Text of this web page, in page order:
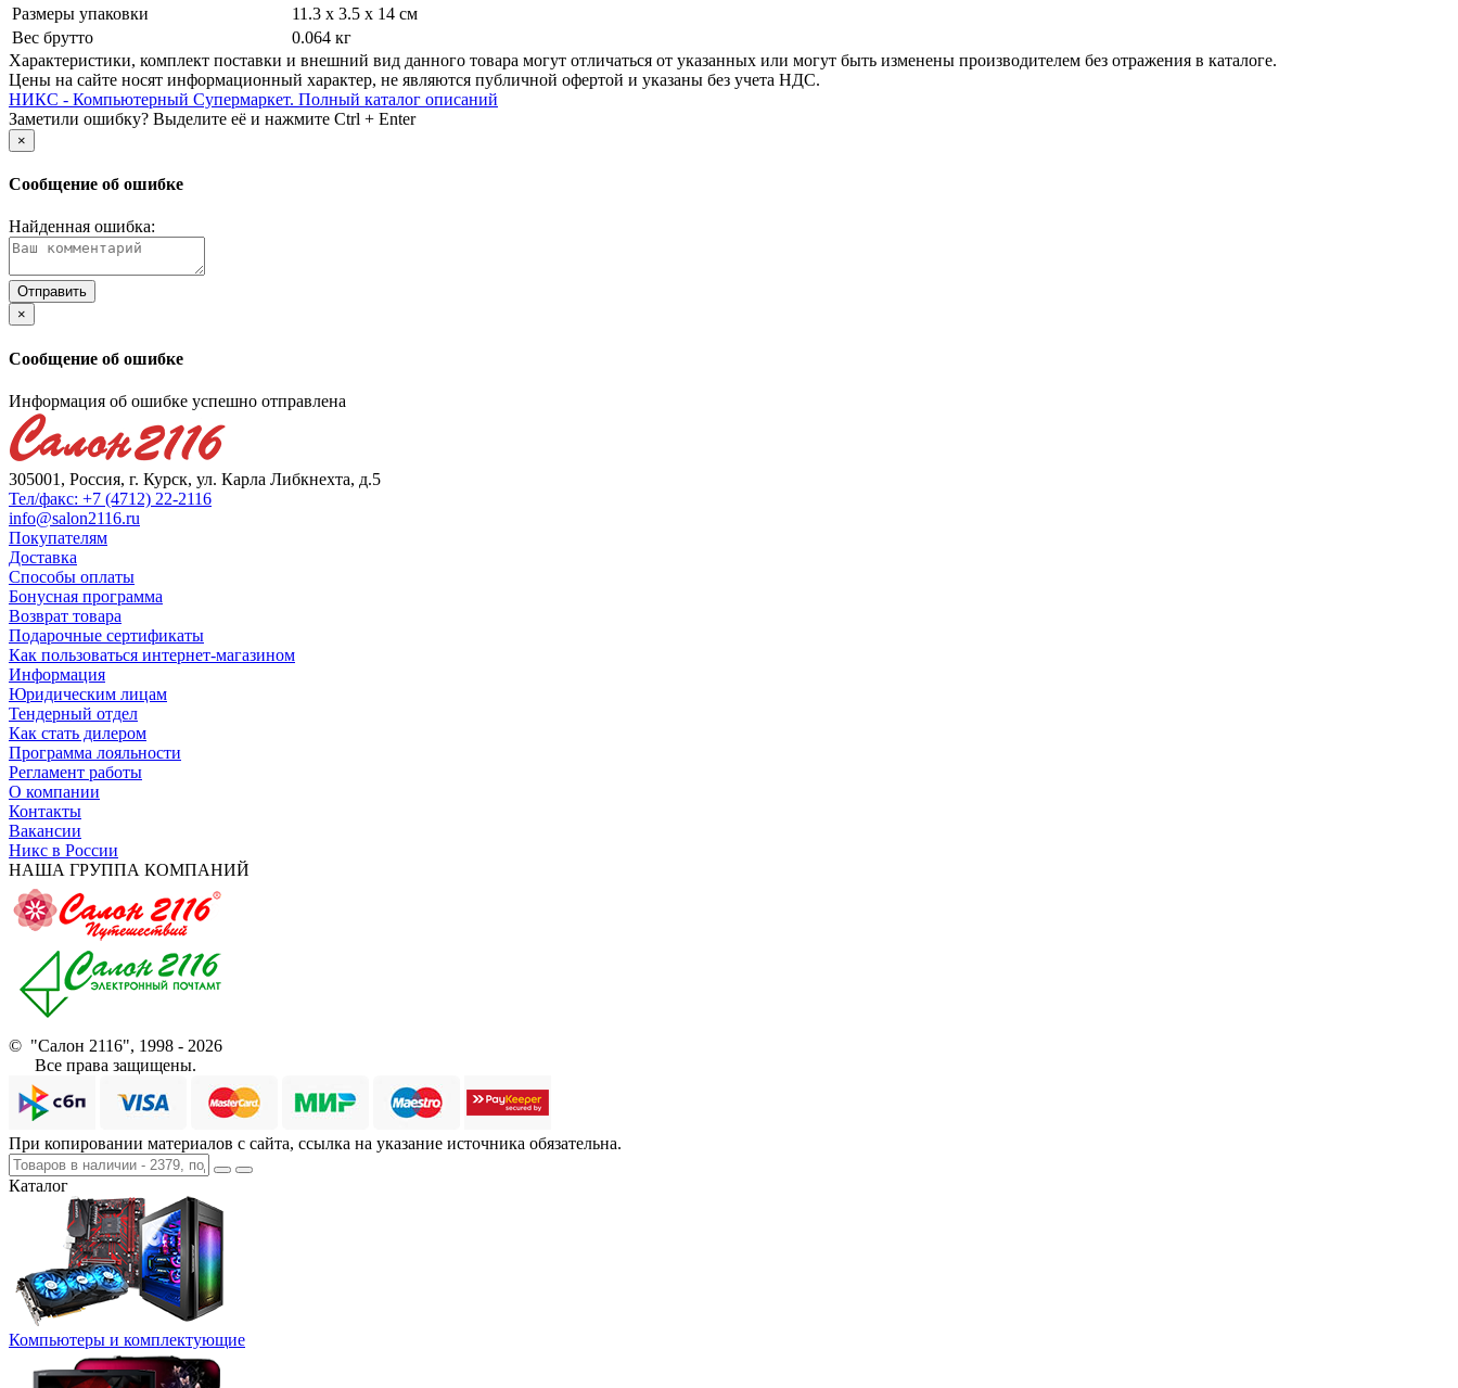
Размеры упаковки
11.3 x 3.5 x 14 см
Вес брутто
0.064 кг
Xарактеристики, комплект поставки и внешний вид данного товара могут отличаться от указанных или могут быть изменены производителем без отражения в каталоге.
Цены на сайте носят информационный характер, не являются публичной офертой и указаны без учета НДС.
НИКС - Компьютерный Cупермаркет. Полный каталог описаний
Заметили ошибку? Выделите её и нажмите Ctrl + Enter
×
Сообщение об ошибке
Найденная ошибка:
×
Сообщение об ошибке
Информация об ошибке успешно отправлена
305001, Россия, г. Курск, ул. Карла Либкнехта, д.5
Тел/факс: +7 (4712) 22-2116
info@salon2116.ru
Покупателям
Доставка
Способы оплаты
Бонусная программа
Возврат товара
Подарочные сертификаты
Как пользоваться интернет-магазином
Информация
Юридическим лицам
Тендерный отдел
Как стать дилером
Программа лояльности
Регламент работы
О компании
Контакты
Вакансии
Никс в России
НАША ГРУППА КОМПАНИЙ
© "Салон 2116", 1998 - 2026
Все права защищены.
При копировании материалов с сайта, ссылка на указание источника обязательна.
Каталог
Компьютеры и комплектующие